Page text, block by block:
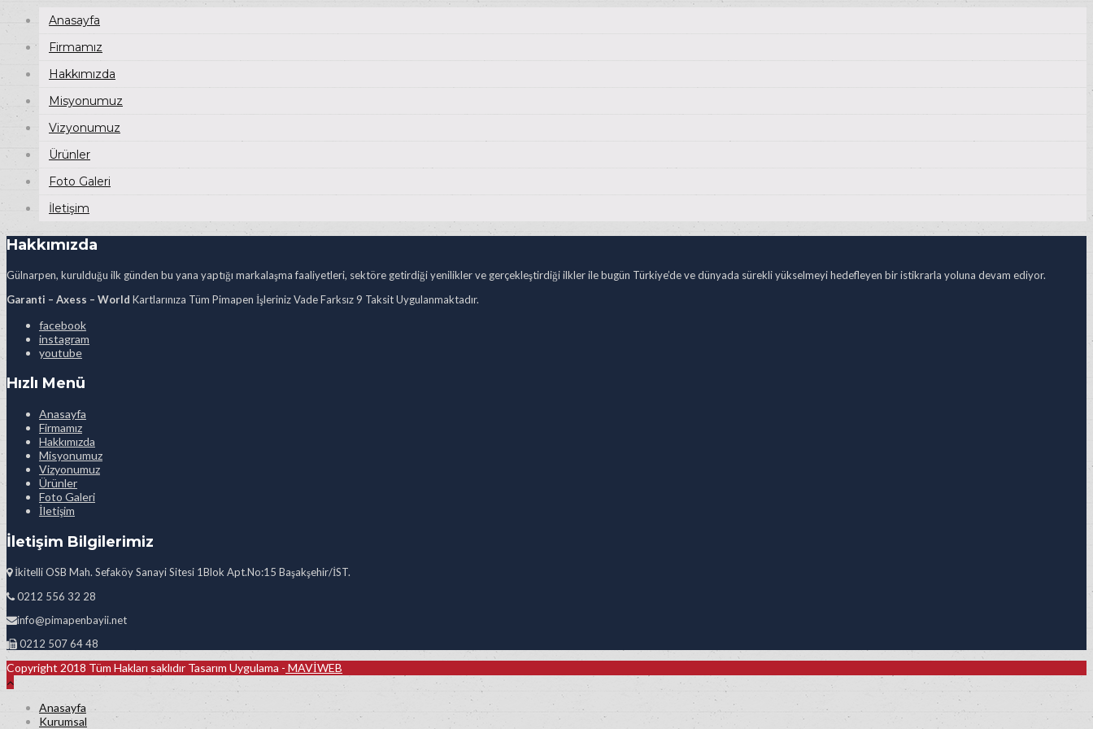
Anasayfa
Firmamız
Hakkımızda
Misyonumuz
Vizyonumuz
Ürünler
Foto Galeri
İletişim
Hakkımızda
Gülnarpen, kurulduğu ilk günden bu yana yaptığı markalaşma faaliyetleri, sektöre getirdiği yenilikler ve gerçekleştirdiği ilkler ile bugün Türkiye’de ve dünyada sürekli yükselmeyi hedefleyen bir istikrarla yoluna devam ediyor.
Garanti – Axess – World Kartlarınıza Tüm Pimapen İşleriniz Vade Farksız 9 Taksit Uygulanmaktadır.
facebook
instagram
youtube
Hızlı Menü
Anasayfa
Firmamız
Hakkımızda
Misyonumuz
Vizyonumuz
Ürünler
Foto Galeri
İletişim
İletişim Bilgilerimiz
İkitelli OSB Mah. Sefaköy Sanayi Sitesi 1Blok Apt.No:15 Başakşehir/İST.
0212 556 32 28
info@pimapenbayii.net
0212 507 64 48
Copyright 2018 Tüm Hakları saklıdır Tasarım Uygulama - MAVİWEB
Anasayfa
Kurumsal